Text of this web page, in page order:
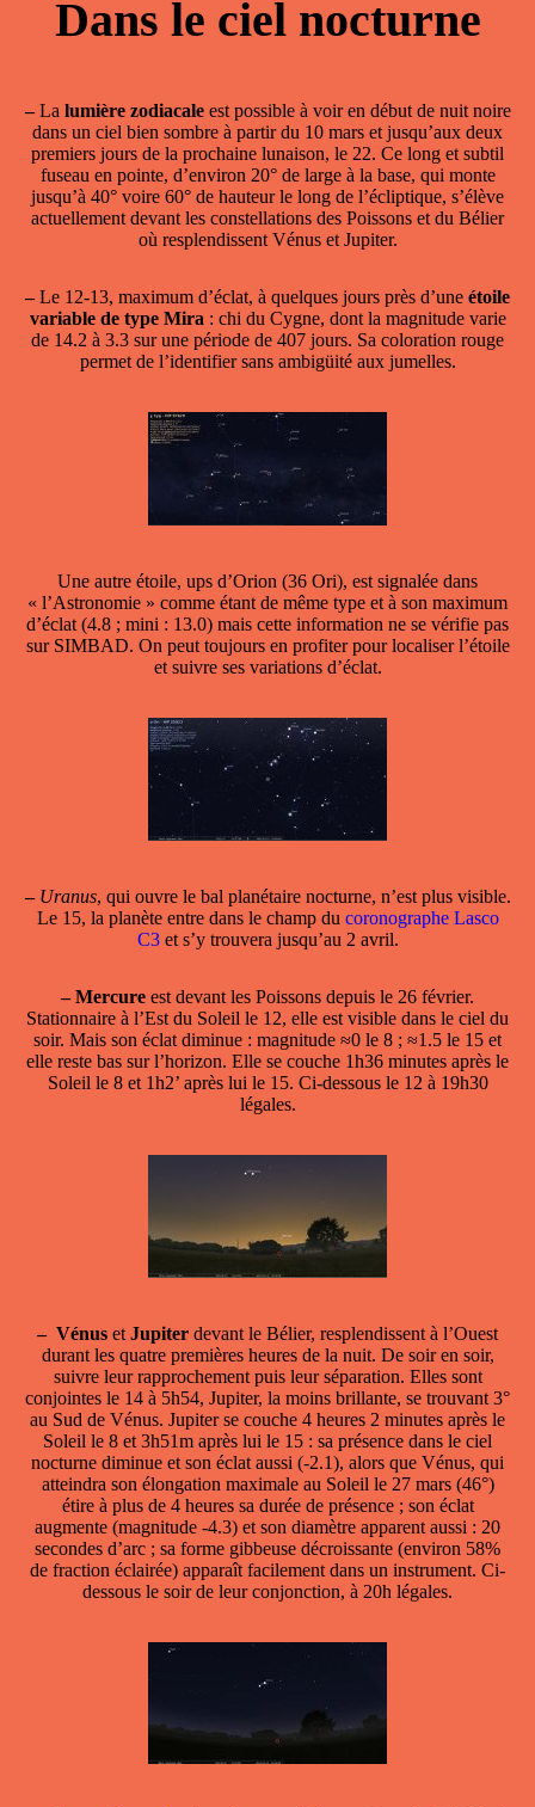
Dans le ciel nocturne
–La lumière zodiacaleest possible à voir en début de nuit noire
dans un ciel bien sombre à partir du 10 mars et jusqu’aux deux
premiers jours de la prochaine lunaison, le 22. Ce long et subtil
fuseau en pointe, d’environ 20° de large à la base, qui monte
jusqu’à 40° voire 60° de hauteur le long de l’écliptique, s’élève
actuellement devant les constellations des Poissons et du Bélier
où resplendissent Vénus et Jupiter.
–Le 12-13, maximum d’éclat, à quelques jours près d’une étoile
variable de type Mira : chi du Cygne, dont la magnitude varie
de 14.2 à 3.3 sur une période de 407 jours. Sa coloration rouge
permet de l’identifier sans ambigüité aux jumelles.
Une autre étoile, ups d’Orion (36 Ori), est signalée dans
« l’Astronomie » comme étant de même type et à son maximum
d’éclat (4.8 ; mini : 13.0) mais cette information ne se vérifie pas
sur SIMBAD. On peut toujours en profiter pour localiser l’étoile
et suivre ses variations d’éclat.
– Uranus, qui ouvre le bal planétaire nocturne, n’est plus visible.
Le 15, la planète entre dans le champ du coronographe Lasco
C3et s’y trouvera jusqu’au 2 avril.
– Mercure est devant les Poissons depuis le 26 février.
Stationnaire à l’Est du Soleil le 12, elle est visible dans le ciel du
soir. Mais son éclat diminue : magnitude ≈0 le 8 ; ≈1.5 le 15 et
elle reste bas sur l’horizon. Elle se couche 1h36 minutes après le
Soleil le 8 et 1h2’ après lui le 15. Ci-dessous le 12 à 19h30
légales.
– Vénus et Jupiter devant le Bélier, resplendissent à l’Ouest
durant les quatre premières heures de la nuit. De soir en soir,
suivre leur rapprochement puis leur séparation. Elles sont
conjointes le 14 à 5h54, Jupiter, la moins brillante, se trouvant 3°
au Sud de Vénus. Jupiter se couche 4 heures 2 minutes après le
Soleil le 8 et 3h51m après lui le 15 : sa présence dans le ciel
nocturne diminue et son éclat aussi (-2.1), alors que Vénus, qui
atteindra son élongation maximale au Soleil le 27 mars (46°)
étire à plus de 4 heures sa durée de présence ; son éclat
augmente (magnitude -4.3) et son diamètre apparent aussi : 20
secondes d’arc ; sa forme gibbeuse décroissante (environ 58%
de fraction éclairée) apparaît facilement dans un instrument. Ci-
dessous le soir de leur conjonction, à 20h légales.